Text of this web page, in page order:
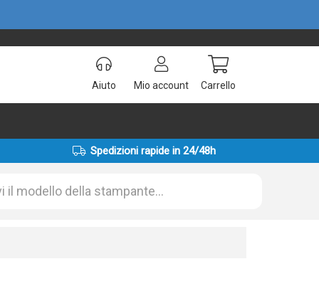
Aiuto Mio account Carrello
Spedizioni rapide in 24/48h